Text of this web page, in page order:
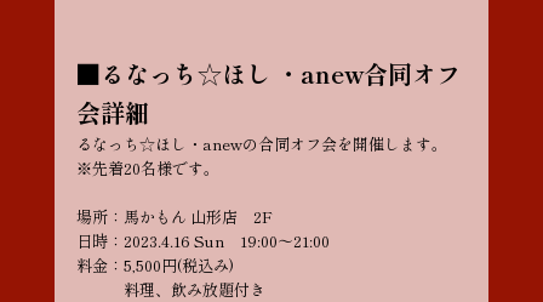
■るなっち☆ほし ・anew合同オフ
会詳細
るなっち☆ほし・anewの合同オフ会を開催します。
※先着20名様です。
場所：馬かもん 山形店 2F
日時：2023.4.16 Sun 19:00〜21:00
料金：5,500円(税込み)
料理、飲み放題付き